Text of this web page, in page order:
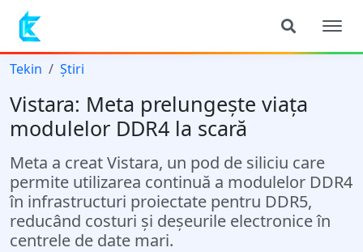
Tekin Știri
Vistara: Meta prelungește viața
modulelor DDR4 la scară
Meta a creat Vistara, un pod de siliciu care
permite utilizarea continuă a modulelor DDR4
în infrastructuri proiectate pentru DDR5,
reducând costuri și deșeurile electronice în
centrele de date mari.